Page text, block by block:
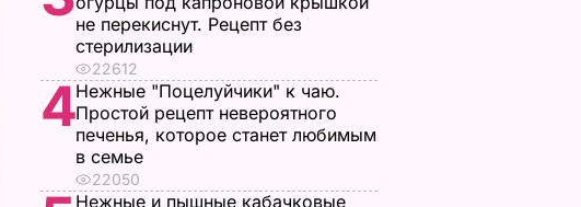
не перекиснут. Рецепт без
стерилизации
22612
4Нежные "Поцелуйчики" к чаю.
Простой рецепт невероятного
печенья, которое станет любимым
в семье
22050
Нежные и пышные кабачковые